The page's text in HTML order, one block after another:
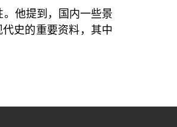
他提到，国内一些景
史的重要资料，其中